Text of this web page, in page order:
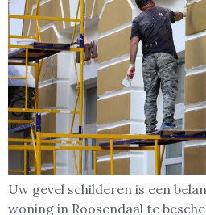
Uw gevel schilderen is een
woning in Roosendaal te